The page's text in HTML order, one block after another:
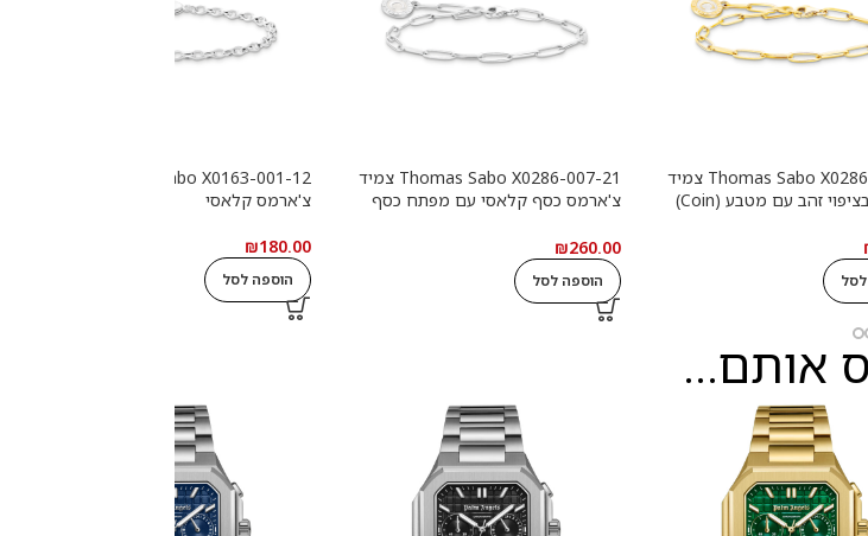
Thomas Sabo X0286-427-39 צמיד
צ'ארמס בציפוי זהב עם מטבע (Coin)
Thomas Sabo X0286-007-21 צמיד
צ'ארמס כסף קלאסי עם מפתח כסף
₪260.00
הוספה לסל
צ'ארמס קלאסי
₪180.00
הוספה לסל
אותם...